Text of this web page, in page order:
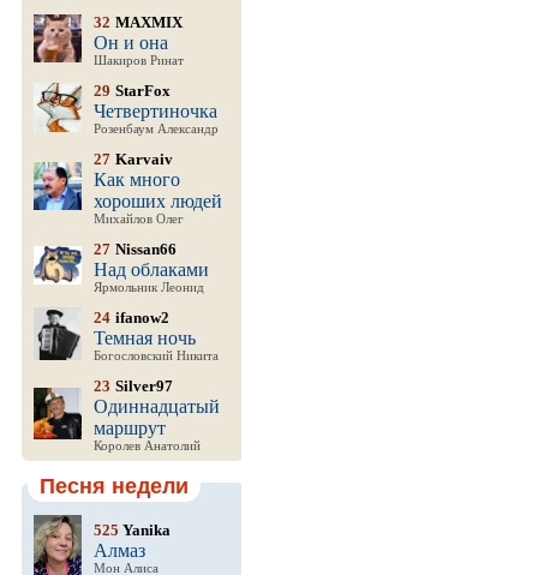
32 MAXMIX
Он и она
Шакиров Ринат
29 StarFox
Четвертиночка
Розенбаум Александр
27 Karvaiv
Как много
хороших людей
Михайлов Олег
27 Nissan66
Над облаками
Ярмольник Леонид
24 ifanow2
Темная ночь
Богословский Никита
23 Silver97
Одиннадцатый
маршрут
Королев Анатолий
Песня недели
525 Yanika
Алмаз
Мон Алиса